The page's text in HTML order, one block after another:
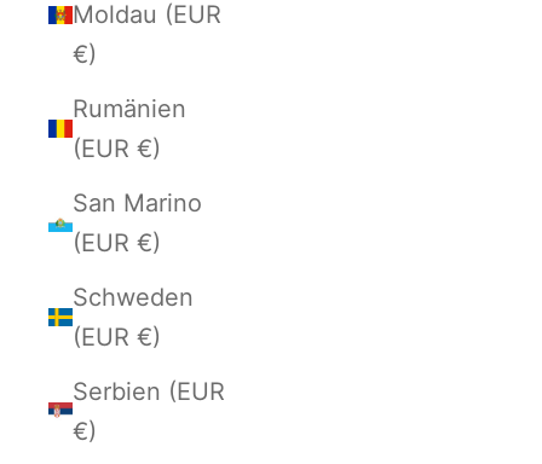
Moldau (EUR
€)
Rumänien
(EUR €)
San Marino
(EUR €)
Schweden
(EUR €)
Serbien (EUR
€)